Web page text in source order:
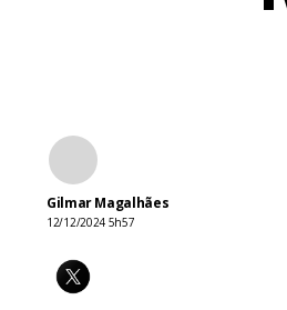
Gilmar Magalhães
12/12/2024 5h57